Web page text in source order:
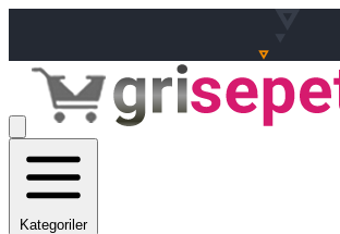
Kategoriler